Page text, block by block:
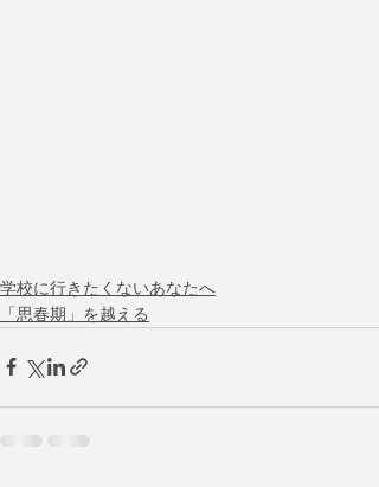
学校に行きたくないあなたへ
「思春期」を越える